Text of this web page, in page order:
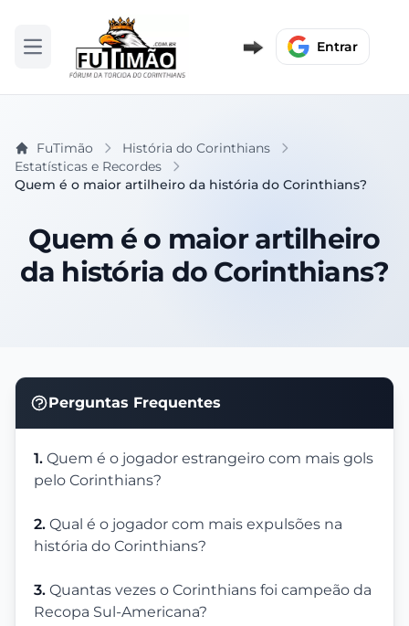
Abrir menu Entrar
FuTimão
História do Corinthians
Estatísticas e Recordes
Quem é o maior artilheiro da história do Corinthians?
Quem é o maior artilheiro
da história do Corinthians?
Perguntas Frequentes
1. Quem é o jogador estrangeiro com mais gols
pelo Corinthians?
2. Qual é o jogador com mais expulsões na
história do Corinthians?
3. Quantas vezes o Corinthians foi campeão da
Recopa Sul-Americana?